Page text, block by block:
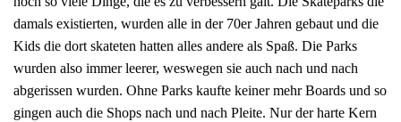
damals existierten, wurden alle in der 70er Jahren gebaut und die
Kids die dort skateten hatten alles andere als Spaß. Die Parks
wurden also immer leerer, weswegen sie auch nach und nach
abgerissen wurden. Ohne Parks kaufte keiner mehr Boards und so
gingen auch die Shops nach und nach Pleite. Nur der harte Kern